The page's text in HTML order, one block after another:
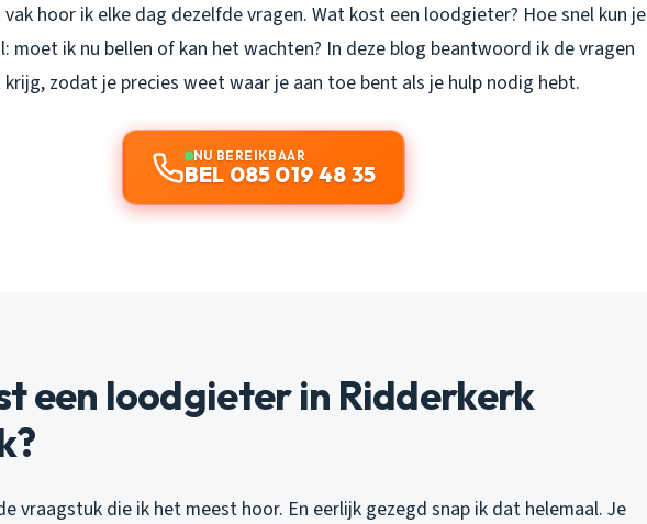
vak hoor ik elke dag dezelfde vragen. Wat kost een loodgieter? Hoe snel kun je
moet ik nu bellen of kan het wachten? In deze blog beantwoord ik de vragen
zodat je precies weet waar je aan toe bent als je hulp nodig hebt.
NU BEREIKBAAR
BEL 085 019 48 35
een loodgieter in Ridderkerk
vraagstuk die ik het meest hoor. En eerlijk gezegd snap ik dat helemaal. Je